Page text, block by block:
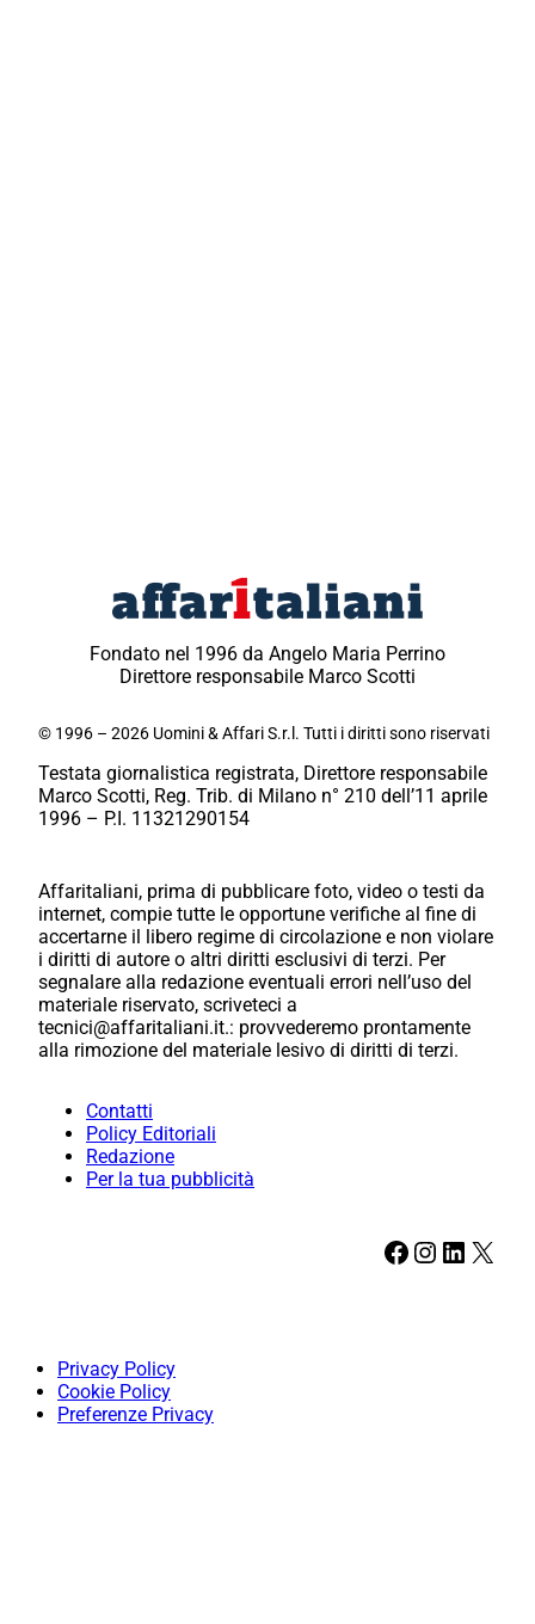
Fondato nel 1996 da Angelo Maria Perrino
Direttore responsabile Marco Scotti
© 1996 – 2026 Uomini & Affari S.r.l. Tutti i diritti sono riservati
Testata giornalistica registrata, Direttore responsabile
Marco Scotti, Reg. Trib. di Milano n° 210 dell’11 aprile
1996 – P.I. 11321290154
Affaritaliani, prima di pubblicare foto, video o testi da
internet, compie tutte le opportune verifiche al fine di
accertarne il libero regime di circolazione e non violare
i diritti di autore o altri diritti esclusivi di terzi. Per
segnalare alla redazione eventuali errori nell’uso del
materiale riservato, scriveteci a
tecnici@affaritaliani.it.: provvederemo prontamente
alla rimozione del materiale lesivo di diritti di terzi.
Contatti
Policy Editoriali
Redazione
Per la tua pubblicità
Facebook Instagram LinkedIn X
Privacy Policy
Cookie Policy
Preferenze Privacy